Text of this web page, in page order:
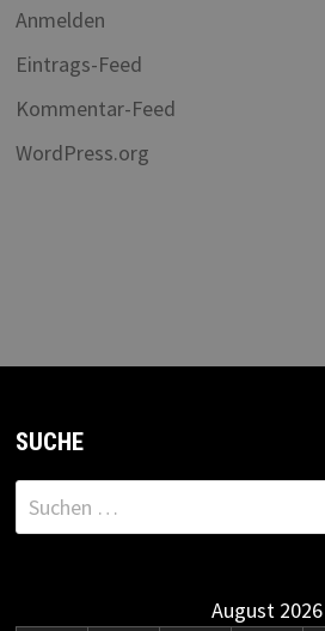
Anmelden
Eintrags-Feed
Kommentar-Feed
WordPress.org
SUCHE
Suchen
nach:
August 2026